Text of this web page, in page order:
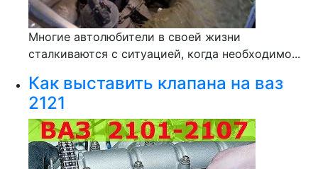
Многие автолюбители в своей жизни
сталкиваются с ситуацией, когда необходимо...
Как выставить клапана на ваз
2121